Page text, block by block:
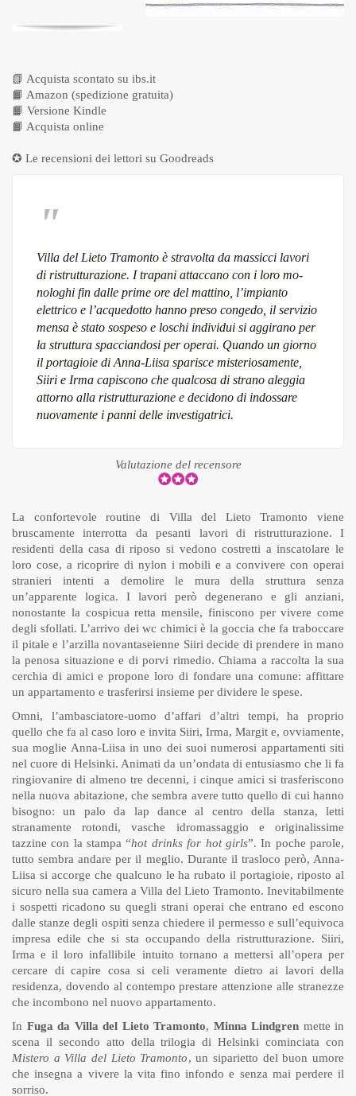
📗 Acquista scontato su ibs.it
📙 Amazon (spedizione gratuita)
📙 Versione Kindle
📙 Acquista online
✪ Le recensioni dei lettori su Goodreads
Villa del Lieto Tramonto è stravolta da massicci lavori
di ristrutturazione. I trapani attaccano con i loro mo-
nologhi fin dalle prime ore del mattino, l’impianto
elettrico e l’acquedotto hanno preso congedo, il servizio
mensa è stato sospeso e loschi individui si aggirano per
la struttura spacciandosi per operai. Quando un giorno
il portagioie di Anna-Liisa sparisce misteriosamente,
Siiri e Irma capiscono che qualcosa di strano aleggia
attorno alla ristrutturazione e decidono di indossare
nuovamente i panni delle investigatrici.
Valutazione del recensore
La confortevole routine di Villa del Lieto Tramonto viene
bruscamente interrotta da pesanti lavori di ristrutturazione. I
residenti della casa di riposo si vedono costretti a inscatolare le
loro cose, a ricoprire di nylon i mobili e a convivere con operai
stranieri intenti a demolire le mura della struttura senza
un’apparente logica. I lavori però degenerano e gli anziani,
nonostante la cospicua retta mensile, finiscono per vivere come
degli sfollati. L’arrivo dei wc chimici è la goccia che fa traboccare
il pitale e l’arzilla novantaseienne Siiri decide di prendere in mano
la penosa situazione e di porvi rimedio. Chiama a raccolta la sua
cerchia di amici e propone loro di fondare una comune: affittare
un appartamento e trasferirsi insieme per dividere le spese.
Omni, l’ambasciatore-uomo d’affari d’altri tempi, ha proprio
quello che fa al caso loro e invita Siiri, Irma, Margit e, ovviamente,
sua moglie Anna-Liisa in uno dei suoi numerosi appartamenti siti
nel cuore di Helsinki. Animati da un’ondata di entusiasmo che li fa
ringiovanire di almeno tre decenni, i cinque amici si trasferiscono
nella nuova abitazione, che sembra avere tutto quello di cui hanno
bisogno: un palo da lap dance al centro della stanza, letti
stranamente rotondi, vasche idromassaggio e originalissime
tazzine con la stampa “hot drinks for hot girls”. In poche parole,
tutto sembra andare per il meglio. Durante il trasloco però, Anna-
Liisa si accorge che qualcuno le ha rubato il portagioie, riposto al
sicuro nella sua camera a Villa del Lieto Tramonto. Inevitabilmente
i sospetti ricadono su quegli strani operai che entrano ed escono
dalle stanze degli ospiti senza chiedere il permesso e sull’equivoca
impresa edile che si sta occupando della ristrutturazione. Siiri,
Irma e il loro infallibile intuito tornano a mettersi all’opera per
cercare di capire cosa si celi veramente dietro ai lavori della
residenza, dovendo al contempo prestare attenzione alle stranezze
che incombono nel nuovo appartamento.
In Fuga da Villa del Lieto Tramonto, Minna Lindgren mette in
scena il secondo atto della trilogia di Helsinki cominciata con
Mistero a Villa del Lieto Tramonto, un siparietto del buon umore
che insegna a vivere la vita fino infondo e senza mai perdere il
sorriso.